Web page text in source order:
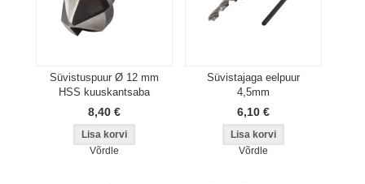
Süvistuspuur Ø 12 mm
HSS kuuskantsaba
8,40 €
Võrdle
Süvistajaga eelpuur
4,5mm
6,10 €
Võrdle